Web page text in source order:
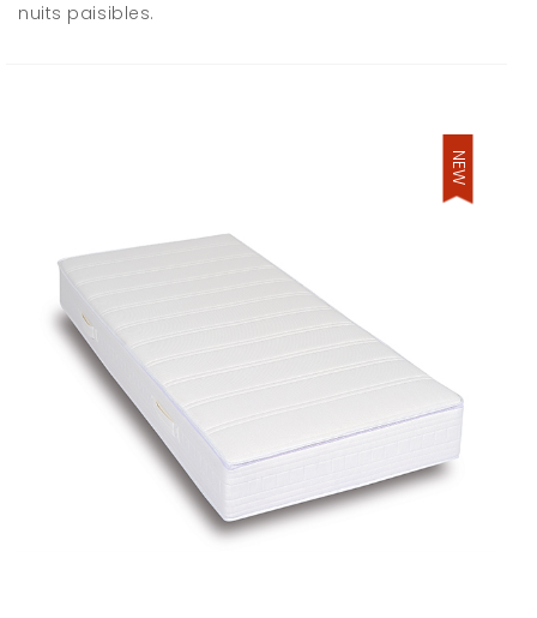
nuits paisibles.
NEW